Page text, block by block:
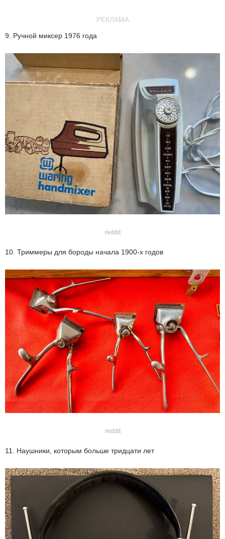
РЕКЛАМА
9. Ручной миксер 1976 года
reddit
10. Триммеры для бороды начала 1900-х годов
reddit
11. Наушники, которым больше тридцати лет